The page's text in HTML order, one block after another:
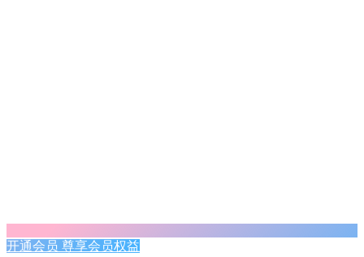
开通会员 尊享会员权益